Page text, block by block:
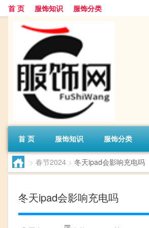
首 页 服饰知识 服饰分类
首 页 服饰知识 服饰分类
> 春节2024 > 冬天ipad会影响充电吗
冬天ipad会影响充电吗